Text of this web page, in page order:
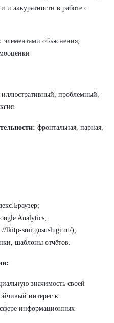
и аккуратности в работе с
объяснения,
иллюстративный, проблемный,
фронтальная, парная,
Analytics;
lkitp-smi.gosuslugi.ru/);
шаблоны отчётов.
значимость своей
интерес к
сфере информационных